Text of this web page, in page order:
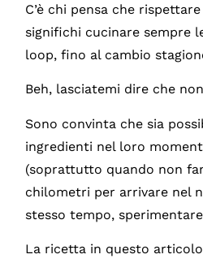
C’è chi pensa che
significhi cucinare sempre
loop, fino al cambio
Beh, lasciatemi dire che
Sono convinta che sia
ingredienti nel loro
(soprattutto quando non
chilometri per arrivare nel
stesso tempo,
La ricetta in questo